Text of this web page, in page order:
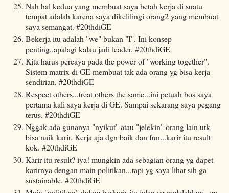
Nah hal kedua yang membuat saya betah kerja di suatu
tempat adalah karena saya dikelilingi orang2 yang membuat
saya semangat. #20thdiGE
Bekerja itu adalah "we" bukan "I". Ini konsep
penting..apalagi kalau jadi leader. #20thdiGE
Kita harus percaya pada the power of "working together".
Sistem matrix di GE membuat tak ada orang yg bisa kerja
sendirian. #20thdiGE
Respect others...treat others the same...ini petuah bos saya
pertama kali saya kerja di GE. Sampai sekarang saya pegang
terus. #20thdiGE
Nggak ada gunanya "nyikut" atau "jelekin" orang lain utk
bisa naik karir. Kerja aja dgn baik dan fun...karir itu result
kok. #20thdiGE
Karir itu result? iya! mungkin ada sebagian orang yg dapet
karirnya dengan main politikan...tapi yg saya lihat sih ga
sustainable. #20thdiGE